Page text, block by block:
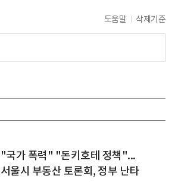
도움말 삭제기준
"국가 폭력" "돈키호테 정책"...
서울시 부동산 토론회, 정부 난타